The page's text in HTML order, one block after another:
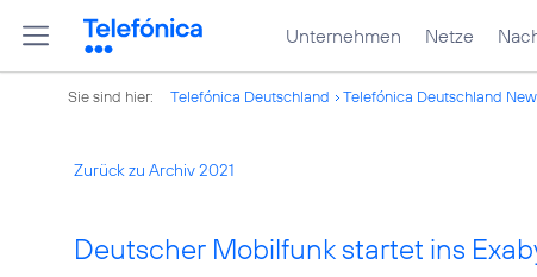
Unternehmen Netze
Sie sind hier: Telefónica Deutschland Telefónica Deutschland
Zurück zu Archiv 2021
Deutscher Mobilfunk startet ins